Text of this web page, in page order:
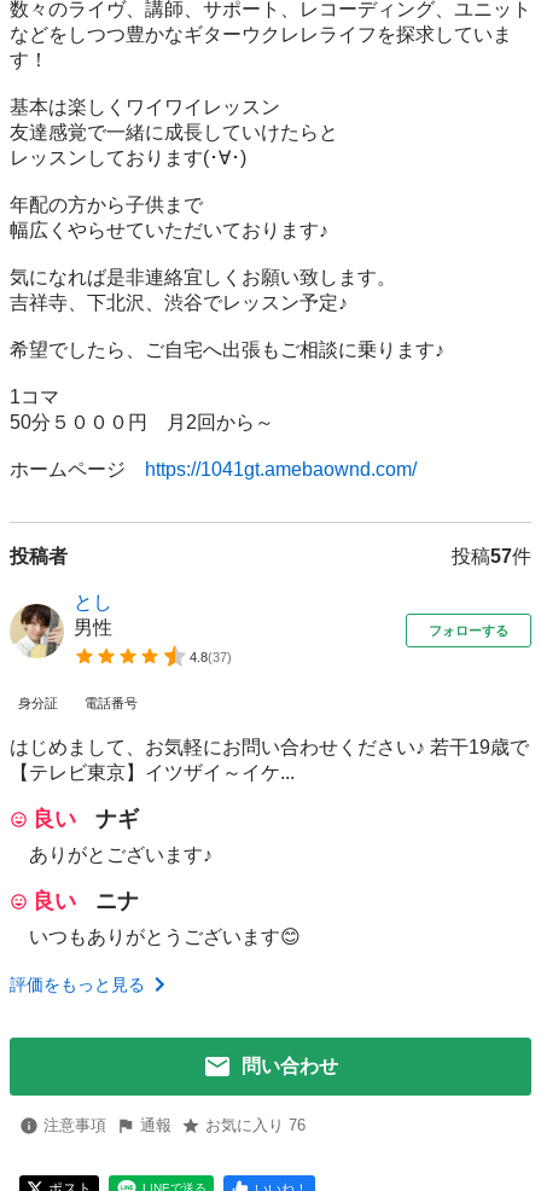
数々のライヴ、講師、サポート、レコーディング、ユニット
などをしつつ豊かなギターウクレレライフを探求していま
す！
基本は楽しくワイワイレッスン
友達感覚で一緒に成長していけたらと
レッスンしております(･∀･)
年配の方から子供まで
幅広くやらせていただいております♪
気になれば是非連絡宜しくお願い致します。
吉祥寺、下北沢、渋谷でレッスン予定♪
希望でしたら、ご自宅へ出張もご相談に乗ります♪
1コマ
50分５０００円　月2回から～
ホームページ https://1041gt.amebaownd.com/
投稿者 投稿57件
とし
男性
4.8(37)
フォローする
身分証 電話番号
はじめまして、お気軽にお問い合わせください♪ 若干19歳で
【テレビ東京】イツザイ～イケ...
良い ナギ
ありがとございます♪
良い ニナ
いつもありがとうございます😊
評価をもっと見る
問い合わせ
注意事項 通報 お気に入り 76
LINEで送る いいね！